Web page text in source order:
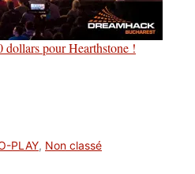
pour Hearthstone !
PLAY, Non classé